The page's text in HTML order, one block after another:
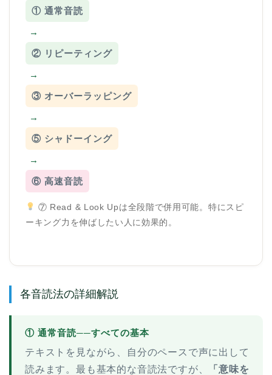
① 通常音読
→
② リピーティング
→
③ オーバーラッピング
→
⑤ シャドーイング
→
⑥ 高速音読
⑦ Read & Look Upは全段階で併用可能。特にスピ
ーキング力を伸ばしたい人に効果的。
各音読法の詳細解説
① 通常音読──すべての基本
テキストを見ながら、自分のペースで声に出して
読みます。最も基本的な音読法ですが、
「意味を
学習＆大学入試英語コラム
大学入試英語対策講座